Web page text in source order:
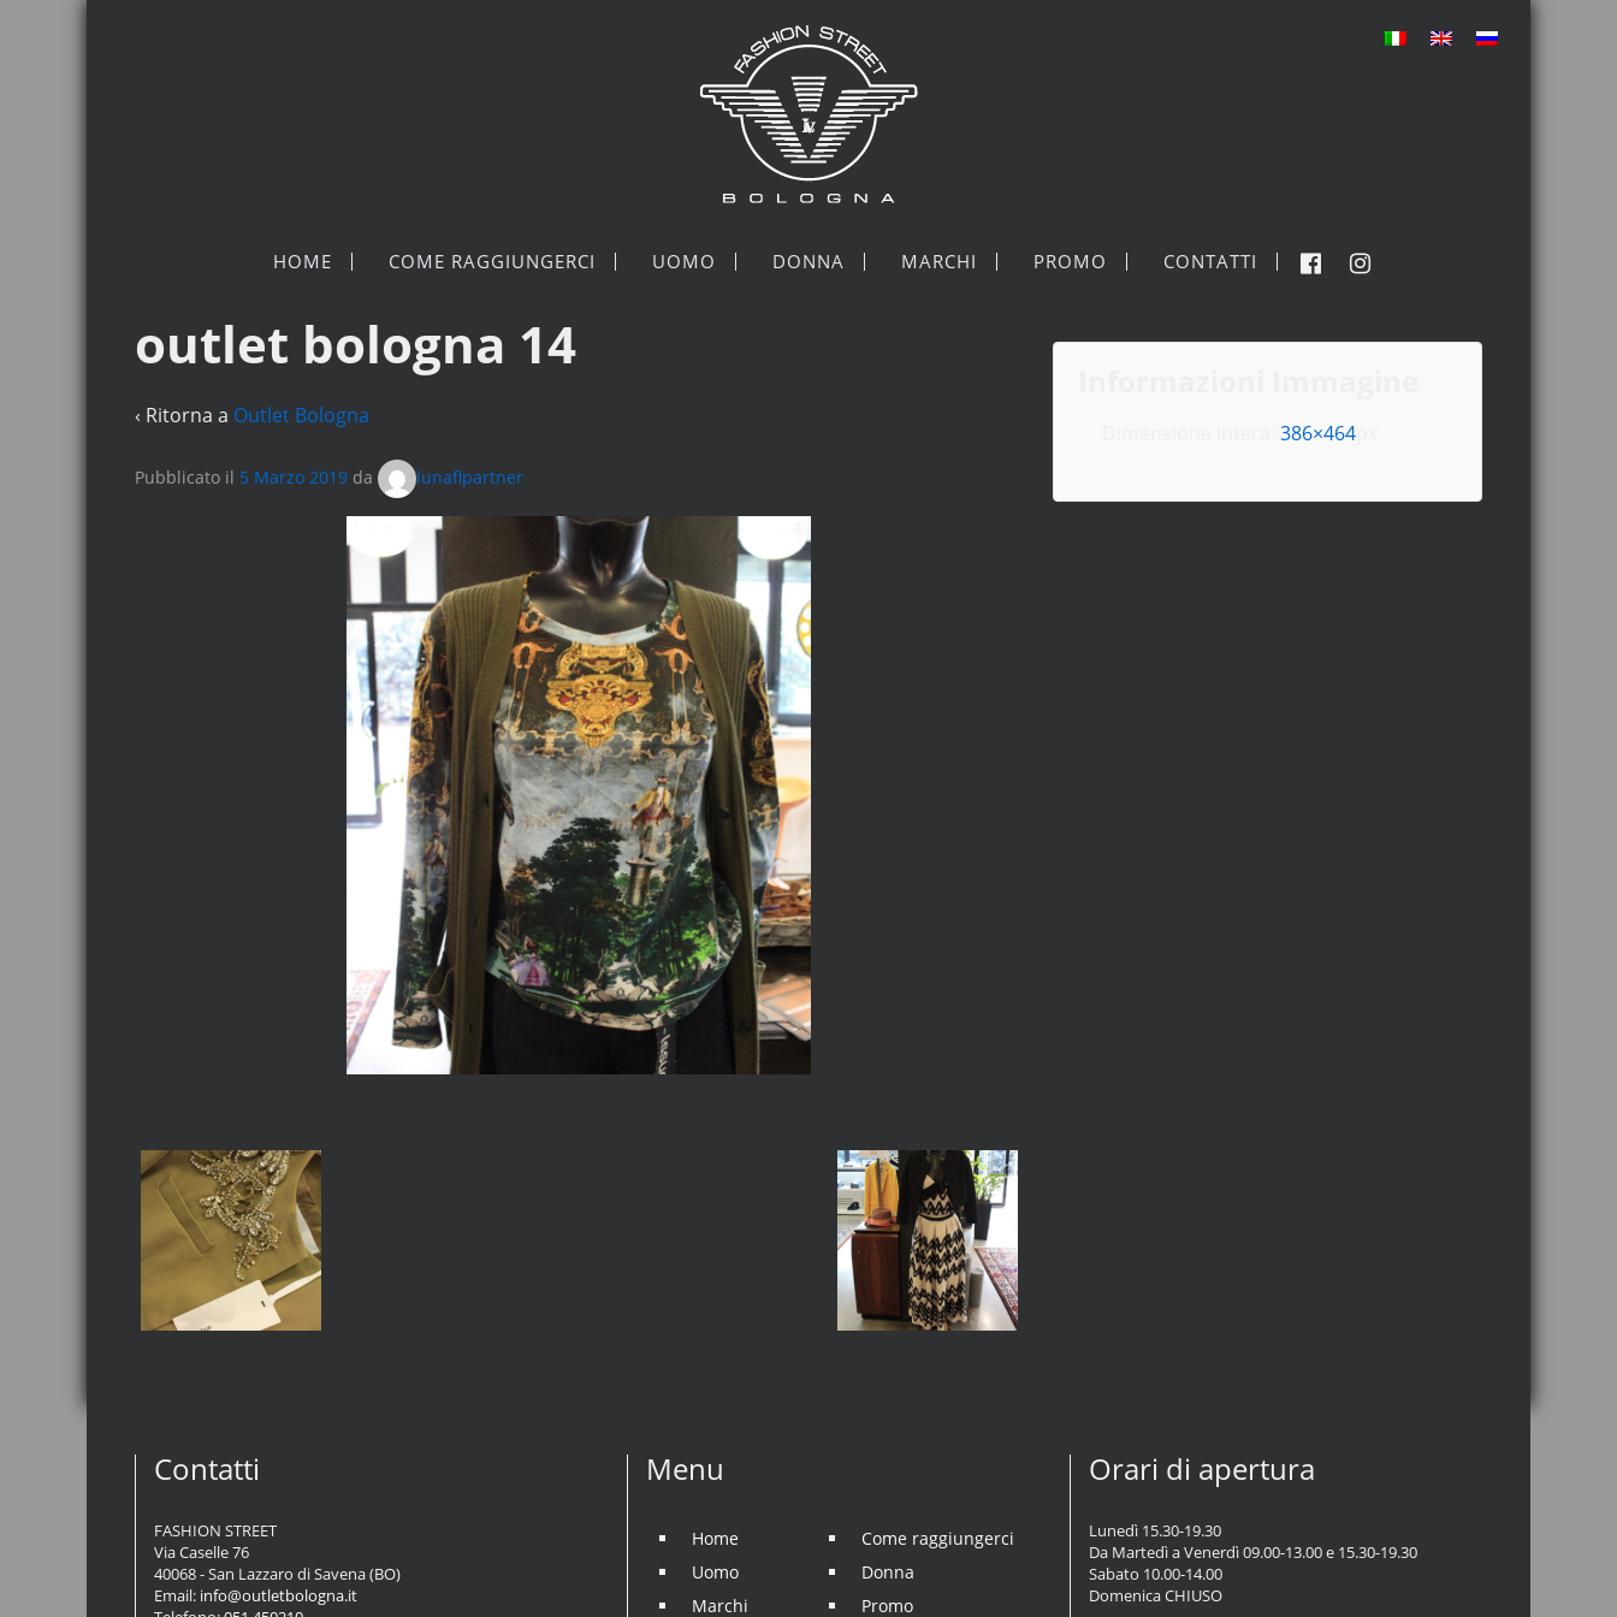
HOME COME RAGGIUNGERCI UOMO DONNA MARCHI PROMO CONTATTI
outlet bologna 14
‹ Ritorna a Outlet Bologna
Pubblicato il 5 Marzo 2019 da lunaflpartner
386×464px
Contatti
FASHION STREET
Via Caselle 76
40068 - San Lazzaro di Savena (BO)
Email: info@outletbologna.it
Menu
Home
Come raggiungerci
Uomo
Donna
Marchi
Promo
Orari di apertura
Lunedì 15.30-19.30
Da Martedì a Venerdì 09.00-13.00 e 15.30-19.30
Sabato 10.00-14.00
Domenica CHIUSO